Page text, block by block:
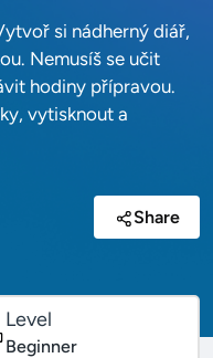
si nádherný diář,
Nemusíš se učit
hodiny přípravou.
vytisknout a
Share
Level
Beginner